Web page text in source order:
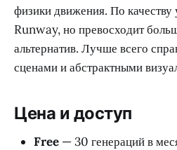
физики движения. По качеству
Runway, но превосходит
альтернатив. Лучше всего
сценами и абстрактными
Цена и доступ
Free — 30 генераций в